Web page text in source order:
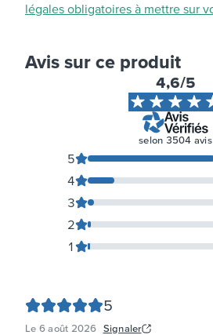
légales obligatoires à mettre sur
Avis sur ce produit
4,6/5
selon 3504 avis
1
2
3
4
5
5
Le 6 août 2026 Signaler